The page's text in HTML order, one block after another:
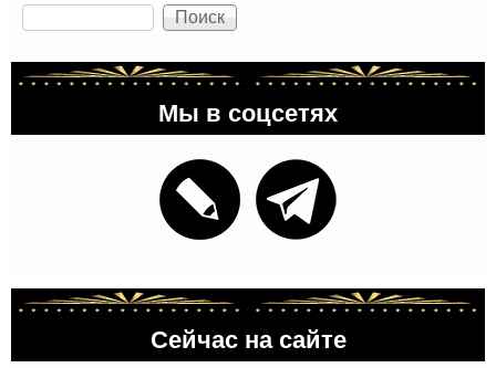
Поиск
Мы в соцсетях
Сейчас на сайте